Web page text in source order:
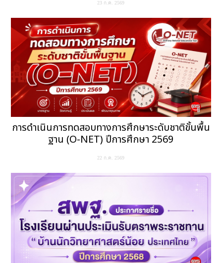
23 ก.ค. 2569
การดำเนินการทดสอบทางการศึกษาระดับชาติขั้นพื้น
ฐาน (O-NET) ปีการศึกษา 2569
22 ก.ค. 2569